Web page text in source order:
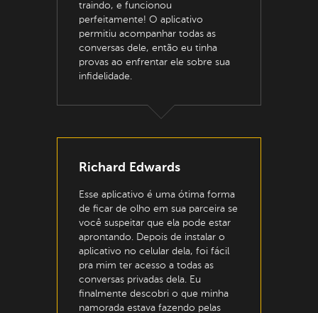
traindo, e funcionou
perfeitamente! O aplicativo
permitiu acompanhar todas as
conversas dele, então eu tinha
provas ao enfrentar ele sobre sua
infidelidade.
Richard Edwards
Esse aplicativo é uma ótima forma
de ficar de olho em sua parceira se
você suspeitar que ela pode estar
aprontando. Depois de instalar o
aplicativo no celular dela, foi fácil
pra mim ter acesso a todas as
conversas privadas dela. Eu
finalmente descobri o que minha
namorada estava fazendo pelas